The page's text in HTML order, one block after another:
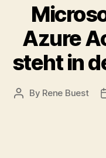
Azure
steht in
Post
By Rene Buest